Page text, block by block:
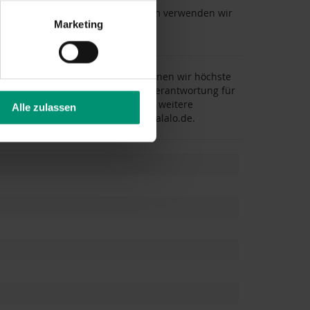
Marketing
Alle zulassen
Lieferung gewährleistet. Zudem verwenden wir
erhältst.
nicht durch Dritte. Dadurch können wir höchste
LALALO übernimmt die volle Verantwortung für
Für Rückfragen oder weitere
support@lalalo.de.